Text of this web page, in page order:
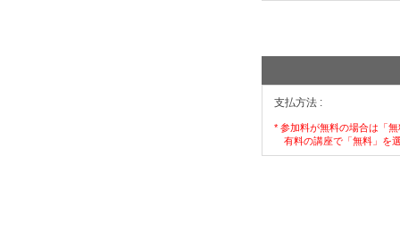
支払方法 :
* 参加料が無料の場合は「
有料の講座で「無料」を